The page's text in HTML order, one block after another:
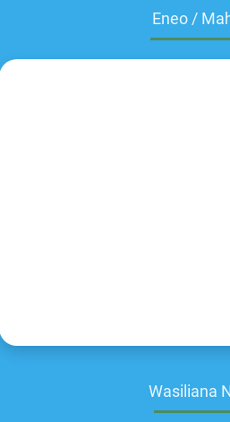
Eneo /
Wasiliana